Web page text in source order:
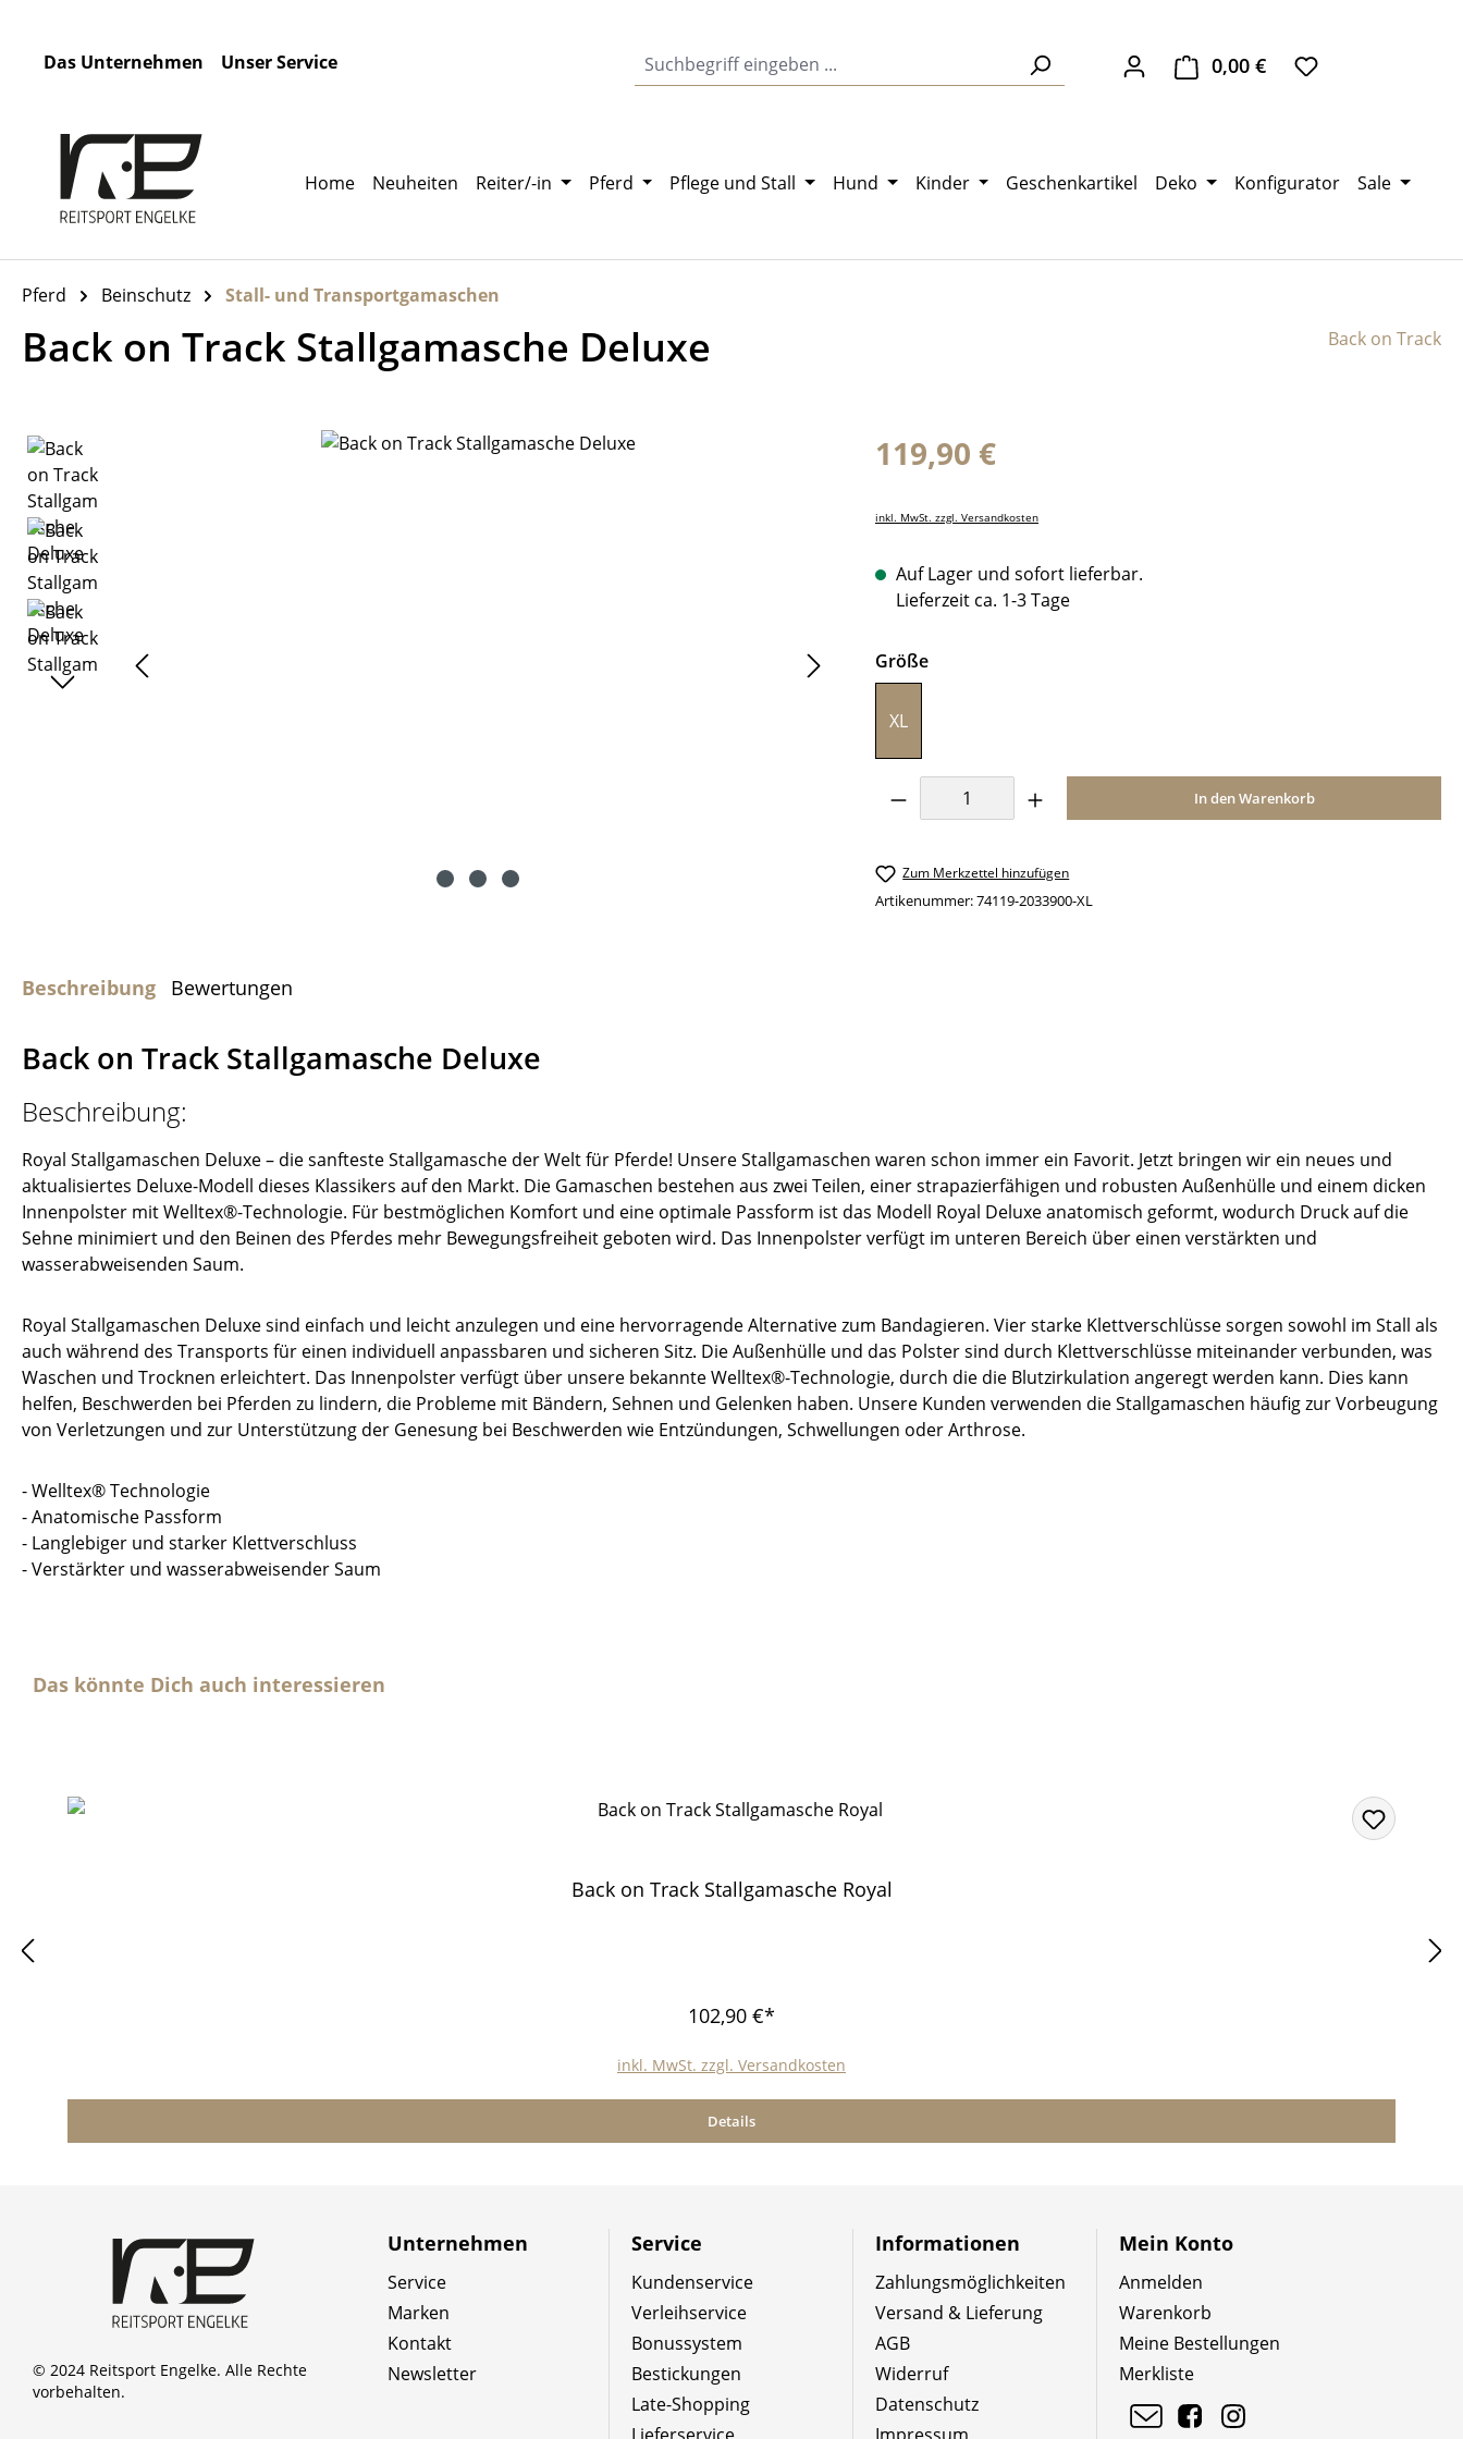
Das Unternehmen
Unser Service 0,00 €Warenkorb enthält 0
Home Neuheiten Reiter/-in Pferd Pflege und Stall Hund Kinder Geschenkartikel Deko Konfigurator Sale
Pferd Beinschutz Stall- und Transportgamaschen
Back on Track Stallgamasche Deluxe Back on Track
Bildergalerie überspringen Regulärer Preis:
119,90 €
inkl. MwSt. zzgl. Versandkosten
Auf Lager und sofort lieferbar.
Lieferzeit ca. 1-3 Tage
Größeauswählen
XL
Produkt Anzahl: Gib den gewünschten Wert
In den Warenkorb
Zum Merkzettel hinzufügen
Artikenummer:74119-2033900-XL
Beschreibung Bewertungen
Back on Track Stallgamasche Deluxe
Beschreibung:
Royal Stallgamaschen Deluxe – die sanfteste Stallgamasche der Welt für Pferde! Unsere Stallgamaschen waren schon immer ein Favorit. Jetzt bringen wir ein neues und
aktualisiertes Deluxe-Modell dieses Klassikers auf den Markt. Die Gamaschen bestehen aus zwei Teilen, einer strapazierfähigen und robusten Außenhülle und einem dicken
Innenpolster mit Welltex®-Technologie. Für bestmöglichen Komfort und eine optimale Passform ist das Modell Royal Deluxe anatomisch geformt, wodurch Druck auf die
Sehne minimiert und den Beinen des Pferdes mehr Bewegungsfreiheit geboten wird. Das Innenpolster verfügt im unteren Bereich über einen verstärkten und
wasserabweisenden Saum.
Royal Stallgamaschen Deluxe sind einfach und leicht anzulegen und eine hervorragende Alternative zum Bandagieren. Vier starke Klettverschlüsse sorgen sowohl im Stall als
auch während des Transports für einen individuell anpassbaren und sicheren Sitz. Die Außenhülle und das Polster sind durch Klettverschlüsse miteinander verbunden, was
Waschen und Trocknen erleichtert. Das Innenpolster verfügt über unsere bekannte Welltex®-Technologie, durch die die Blutzirkulation angeregt werden kann. Dies kann
helfen, Beschwerden bei Pferden zu lindern, die Probleme mit Bändern, Sehnen und Gelenken haben. Unsere Kunden verwenden die Stallgamaschen häufig zur Vorbeugung
von Verletzungen und zur Unterstützung der Genesung bei Beschwerden wie Entzündungen, Schwellungen oder Arthrose.
- Welltex® Technologie
- Anatomische Passform
- Langlebiger und starker Klettverschluss
- Verstärkter und wasserabweisender Saum
Das könnte Dich auch interessieren
Back on Track Stallgamasche Royal
102,90 €*
inkl. MwSt. zzgl. Versandkosten
Details
© 2024 Reitsport Engelke. Alle Rechte
vorbehalten.
Unternehmen
Service
Marken
Kontakt
Newsletter
Service
Kundenservice
Verleihservice
Bonussystem
Bestickungen
Late-Shopping
Informationen
Zahlungsmöglichkeiten
Versand & Lieferung
AGB
Widerruf
Datenschutz
Mein Konto
Anmelden
Warenkorb
Meine Bestellungen
Merkliste